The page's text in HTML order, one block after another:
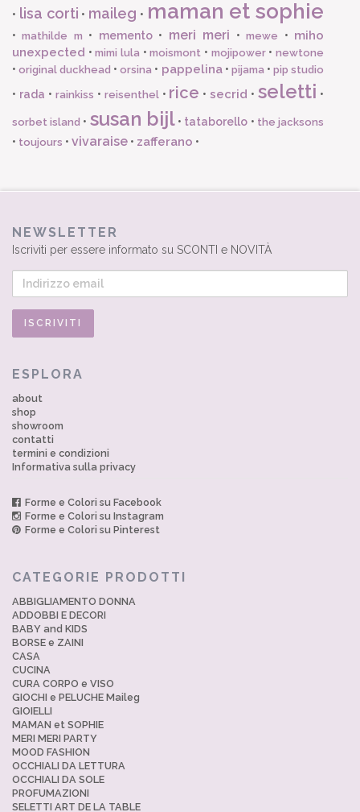
• lisa corti • maileg • maman et sophie
•mathilde m • memento• meri meri •mewe • miho
unexpected •mimi lula •moismont • mojipower•newtone
•original duckhead •orsina • pappelina• pijama • pip studio
• rada • rainkiss • reisenthel• rice •secrid •seletti •
sorbet island • susan bijl• tataborello • the jacksons
• toujours • vivaraise • zafferano •
NEWSLETTER
Iscriviti per essere informato su SCONTI e NOVITÀ
ESPLORA
about
shop
showroom
contatti
termini e condizioni
Informativa sulla privacy
Forme e Colori su Facebook
Forme e Colori su Instagram
Forme e Colori su Pinterest
CATEGORIE PRODOTTI
ABBIGLIAMENTO DONNA
ADDOBBI E DECORI
BABY and KIDS
BORSE e ZAINI
CASA
CUCINA
CURA CORPO e VISO
GIOCHI e PELUCHE Maileg
GIOIELLI
MAMAN et SOPHIE
MERI MERI PARTY
MOOD FASHION
OCCHIALI DA LETTURA
OCCHIALI DA SOLE
PROFUMAZIONI
SELETTI ART DE LA TABLE